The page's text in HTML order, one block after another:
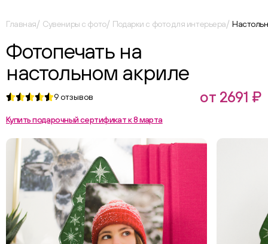
Главная Сувениры с фото Подарки с фото для интерьера
Фотопечать на
настольном акриле
9 отзывов от 2691 ₽
Купить подарочный сертификат к 8 марта